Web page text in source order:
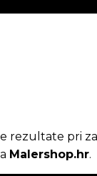
rezultate pri
Malershop.hr.